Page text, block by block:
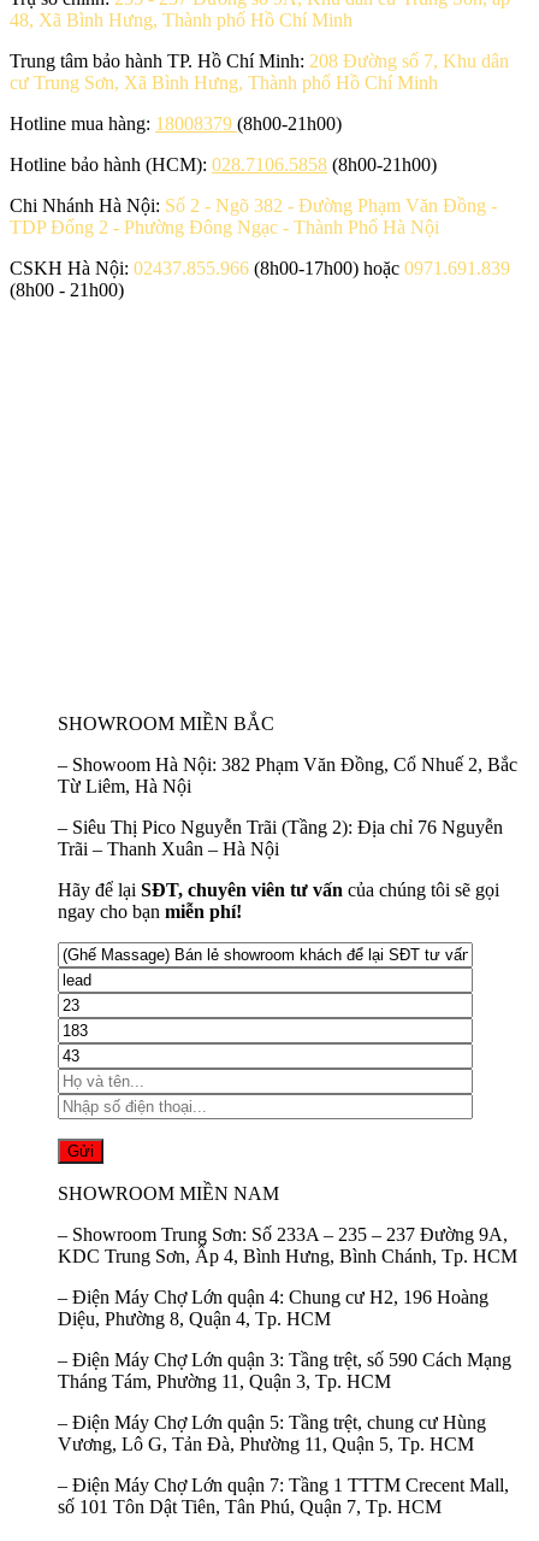
48, Xã Bình Hưng, Thành phố Hồ Chí Minh
Trung tâm bảo hành TP. Hồ Chí Minh: 208 Đường số 7, Khu dân
cư Trung Sơn, Xã Bình Hưng, Thành phố Hồ Chí Minh
Hotline mua hàng: 18008379 (8h00-21h00)
Hotline bảo hành (HCM): 028.7106.5858 (8h00-21h00)
Chi Nhánh Hà Nội: Số 2 - Ngõ 382 - Đường Phạm Văn Đồng -
TDP Đống 2 - Phường Đông Ngạc - Thành Phố Hà Nội
CSKH Hà Nội: 02437.855.966 (8h00-17h00) hoặc 0971.691.839
(8h00 - 21h00)
SHOWROOM MIỀN BẮC
– Showoom Hà Nội: 382 Phạm Văn Đồng, Cổ Nhuế 2, Bắc
Từ Liêm, Hà Nội
– Siêu Thị Pico Nguyễn Trãi (Tầng 2): Địa chỉ 76 Nguyễn
Trãi – Thanh Xuân – Hà Nội
Hãy để lại SĐT, chuyên viên tư vấn của chúng tôi sẽ gọi
ngay cho bạn miễn phí!
SHOWROOM MIỀN NAM
– Showroom Trung Sơn: Số 233A – 235 – 237 Đường 9A,
KDC Trung Sơn, Ấp 4, Bình Hưng, Bình Chánh, Tp. HCM
– Điện Máy Chợ Lớn quận 4: Chung cư H2, 196 Hoàng
Diệu, Phường 8, Quận 4, Tp. HCM
– Điện Máy Chợ Lớn quận 3: Tầng trệt, số 590 Cách Mạng
Tháng Tám, Phường 11, Quận 3, Tp. HCM
– Điện Máy Chợ Lớn quận 5: Tầng trệt, chung cư Hùng
Vương, Lô G, Tản Đà, Phường 11, Quận 5, Tp. HCM
– Điện Máy Chợ Lớn quận 7: Tầng 1 TTTM Crecent Mall,
số 101 Tôn Dật Tiên, Tân Phú, Quận 7, Tp. HCM